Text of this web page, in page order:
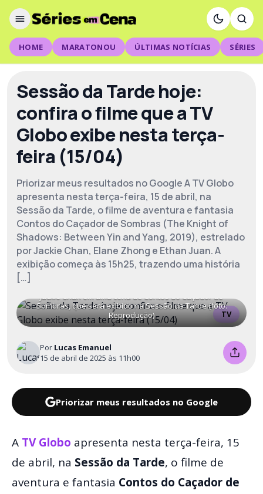
HOME MARATONOU ÚLTIMAS NOTÍCIAS SÉRIES
Sessão da Tarde hoje:
confira o filme que a TV
Globo exibe nesta terça-
feira (15/04)
Priorizar meus resultados no Google A TV Globo
apresenta nesta terça-feira, 15 de abril, na
Sessão da Tarde, o filme de aventura e fantasia
Contos do Caçador de Sombras (The Knight of
Shadows: Between Yin and Yang, 2019), estrelado
por Jackie Chan, Elane Zhong e Ethan Juan. A
exibição começa às 15h25, trazendo uma história
[…]
TV
Jackie Chan em uma cena de Contos do Caçador de
Sombras, que será exibido na Sessão da Tarde (foto:
Reprodução)
Por Lucas Emanuel
15 de abril de 2025 às 11h00
Priorizar meus resultados no Google
A TV Globo apresenta nesta terça-feira, 15
de abril, na Sessão da Tarde, o filme de
aventura e fantasia Contos do Caçador de